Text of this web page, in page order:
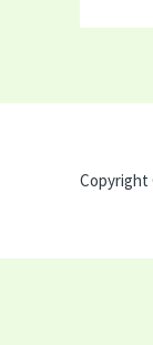
Copyright